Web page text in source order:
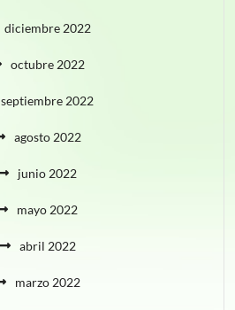
diciembre 2022
octubre 2022
septiembre 2022
agosto 2022
junio 2022
mayo 2022
abril 2022
marzo 2022